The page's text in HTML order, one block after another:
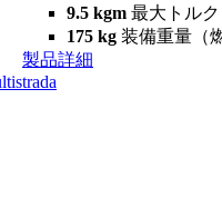
9.5 kgm 最大トルク
175 kg 装備重量（
製品詳細